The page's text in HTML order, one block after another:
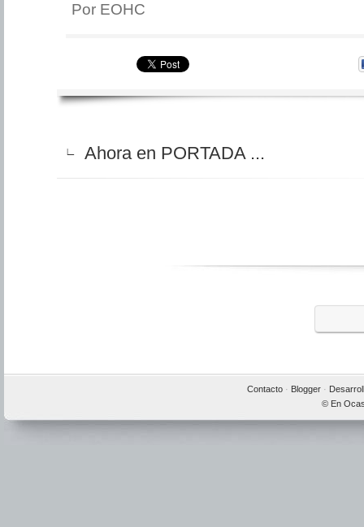
Por EOHC
∟ Ahora en PORTADA ...
Contacto· Blogger·
© En